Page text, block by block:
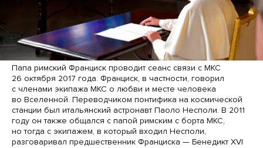
Папа римский Франциск проводит сеанс связи с МКС
26 октября 2017 года. Франциск, в частности, говорил
с членами экипажа МКС о любви и месте человека
во Вселенной. Переводчиком понтифика на космической
станции был итальянский астронавт Паоло Несполи. В 2011
году он также общался с папой римским с борта МКС,
но тогда с экипажем, в который входил Несполи,
разговаривал предшественник Франциска — Бенедикт XVI